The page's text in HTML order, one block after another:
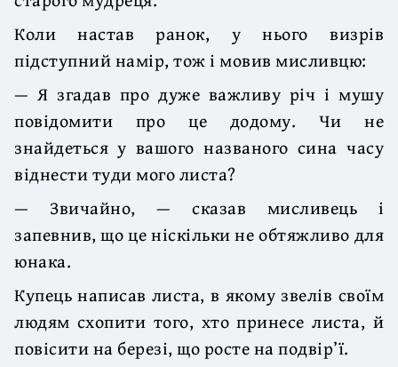
Коли настав ранок, у нього визрів
підступний намір, тож і мовив мисливцю:
— Я згадав про дуже важливу річ і мушу
повідомити про це додому. Чи не
знайдеться у вашого названого сина часу
віднести туди мого листа?
— Звичайно, — сказав мисливець і
запевнив, що це ніскільки не обтяжливо для
юнака.
Купець написав листа, в якому звелів своїм
людям схопити того, хто прине­се листа, й
повісити на березі, що росте на подвір’ї.